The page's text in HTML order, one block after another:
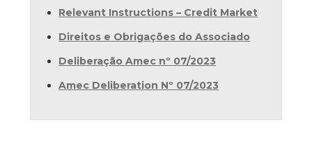
Relevant Instructions – Credit Market
Direitos e Obrigações do Associado
Deliberação Amec nº 07/2023
Amec Deliberation Nº 07/2023